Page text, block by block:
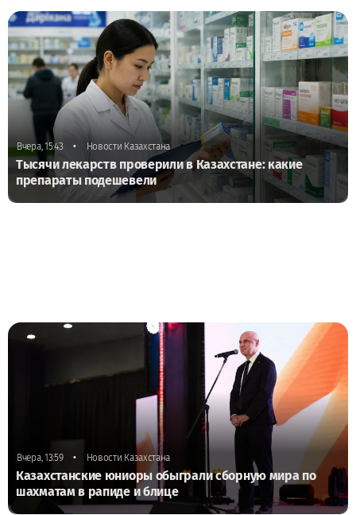
Вчера, 15:43 • Новости Казахстана
Тысячи лекарств проверили в Казахстане: какие
препараты подешевели
Вчера, 13:59 • Новости Казахстана
Казахстанские юниоры обыграли сборную мира по
шахматам в рапиде и блице